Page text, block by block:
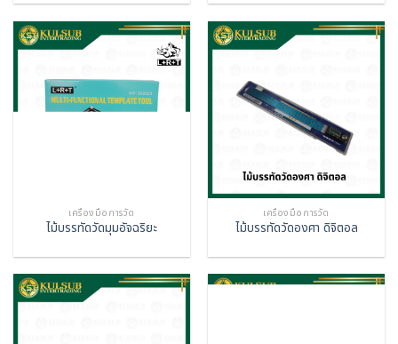
เครื่องมือการวัด
ไม้บรรทัดวัดมุมอัจฉริยะ
เครื่องมือการวัด
ไม้บรรทัดวัดองศา ดิจิตอล